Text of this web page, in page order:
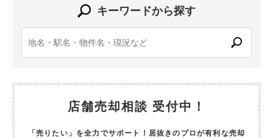
キーワードから探す
店舗売却相談 受付中！
「売りたい」を全力でサポート！居抜きのプロが有利な売却